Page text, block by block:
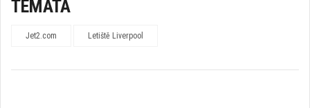
TÉMATA
Jet2.com Letiště Liverpool